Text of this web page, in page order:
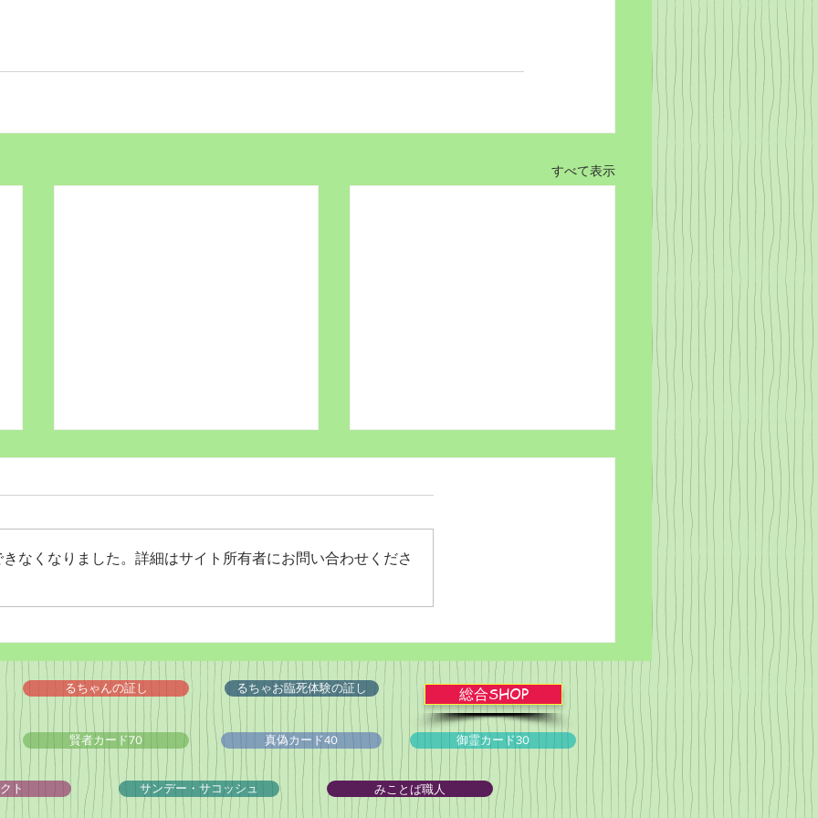
すべて表示
Wordだけで作っちゃおう～
バイブルかみしばい★スライ
なくなりました。詳細はサイト所有者にお問い合わせくださ
るちゃんの証し るちゃお臨死体験の証し 総合SHOP
賢者カード70 真偽カード40 御霊カード30
ト サンデー・サコッシュ みことば職人